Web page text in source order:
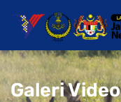
Galeri Video